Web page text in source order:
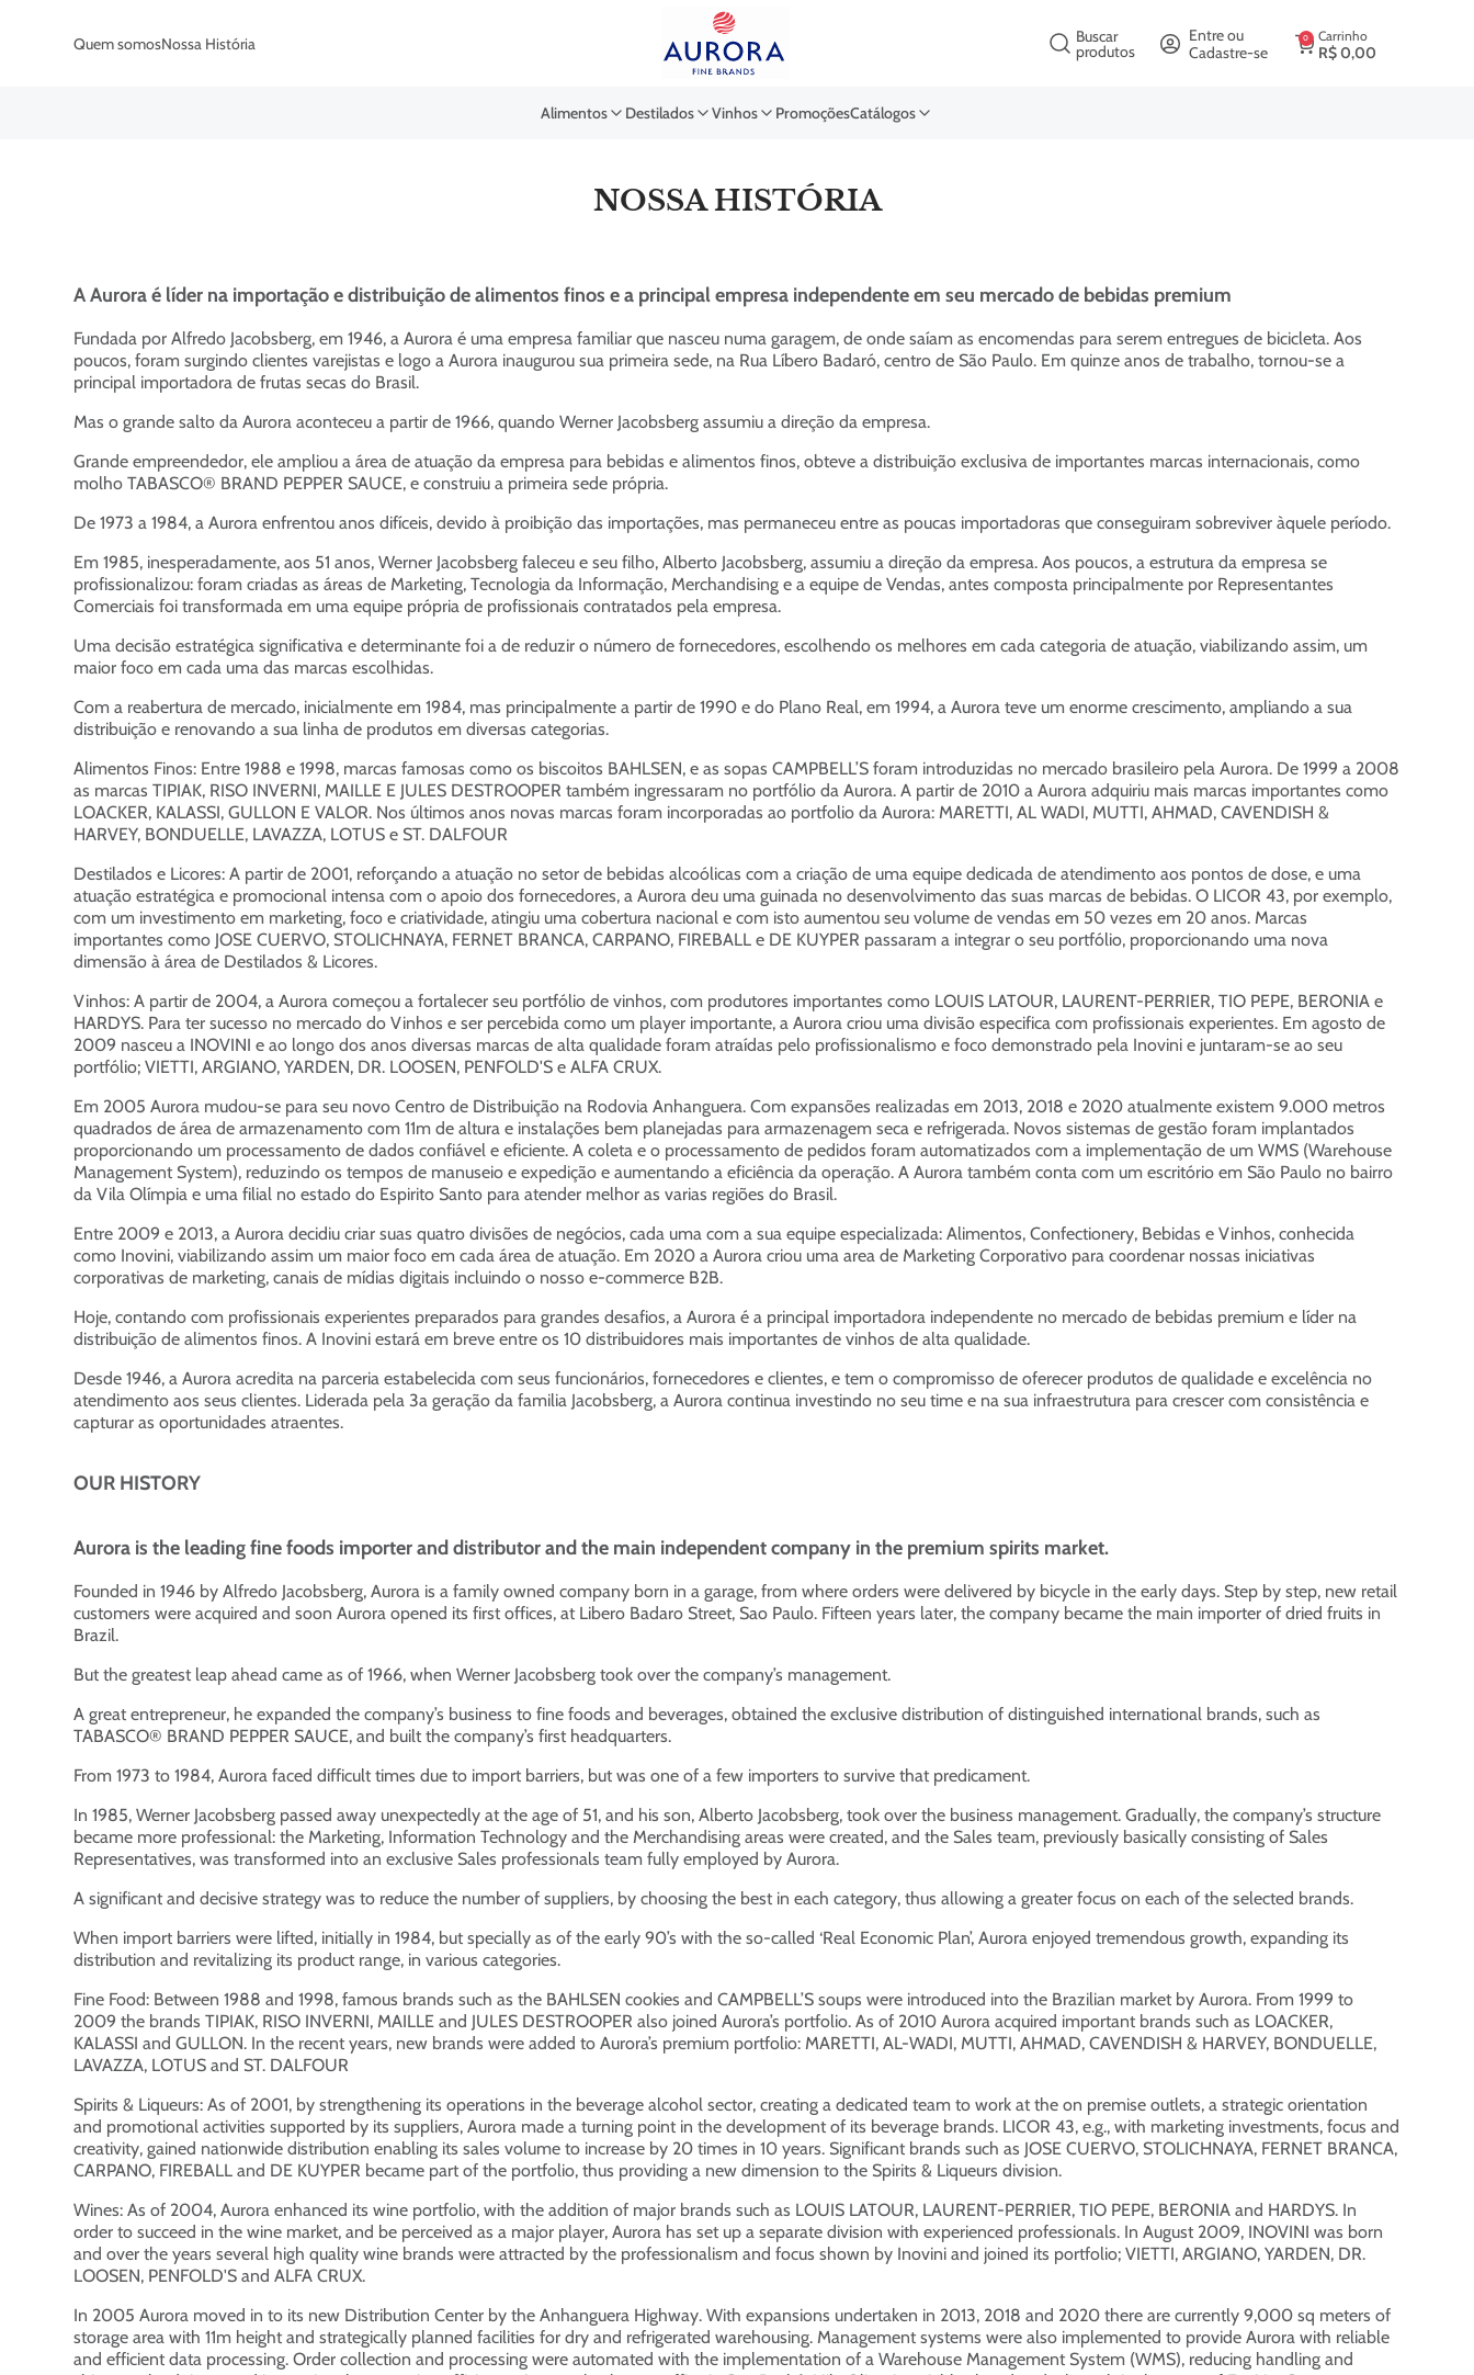
Quem somosNossa História Buscar
produtos
Entre ou
Cadastre-se
Carrinho
R$0,00
0
Alimentos Destilados Vinhos PromoçõesCatálogos
NOSSA HISTÓRIA
A Aurora é líder na importação e distribuição de alimentos finos e a principal empresa independente em seu mercado de bebidas premium
Fundada por Alfredo Jacobsberg, em 1946, a Aurora é uma empresa familiar que nasceu numa garagem, de onde saíam as encomendas para serem entregues de bicicleta. Aos
poucos, foram surgindo clientes varejistas e logo a Aurora inaugurou sua primeira sede, na Rua Líbero Badaró, centro de São Paulo. Em quinze anos de trabalho, tornou-se a
principal importadora de frutas secas do Brasil.
Mas o grande salto da Aurora aconteceu a partir de 1966, quando Werner Jacobsberg assumiu a direção da empresa.
Grande empreendedor, ele ampliou a área de atuação da empresa para bebidas e alimentos finos, obteve a distribuição exclusiva de importantes marcas internacionais, como
molho TABASCO® BRAND PEPPER SAUCE, e construiu a primeira sede própria.
De 1973 a 1984, a Aurora enfrentou anos difíceis, devido à proibição das importações, mas permaneceu entre as poucas importadoras que conseguiram sobreviver àquele período.
Em 1985, inesperadamente, aos 51 anos, Werner Jacobsberg faleceu e seu filho, Alberto Jacobsberg, assumiu a direção da empresa. Aos poucos, a estrutura da empresa se
profissionalizou: foram criadas as áreas de Marketing, Tecnologia da Informação, Merchandising e a equipe de Vendas, antes composta principalmente por Representantes
Comerciais foi transformada em uma equipe própria de profissionais contratados pela empresa.
Uma decisão estratégica significativa e determinante foi a de reduzir o número de fornecedores, escolhendo os melhores em cada categoria de atuação, viabilizando assim, um
maior foco em cada uma das marcas escolhidas.
Com a reabertura de mercado, inicialmente em 1984, mas principalmente a partir de 1990 e do Plano Real, em 1994, a Aurora teve um enorme crescimento, ampliando a sua
distribuição e renovando a sua linha de produtos em diversas categorias.
Alimentos Finos: Entre 1988 e 1998, marcas famosas como os biscoitos BAHLSEN, e as sopas CAMPBELL’S foram introduzidas no mercado brasileiro pela Aurora. De 1999 a 2008
as marcas TIPIAK, RISO INVERNI, MAILLE E JULES DESTROOPER também ingressaram no portfólio da Aurora. A partir de 2010 a Aurora adquiriu mais marcas importantes como
LOACKER, KALASSI, GULLON E VALOR. Nos últimos anos novas marcas foram incorporadas ao portfolio da Aurora: MARETTI, AL WADI, MUTTI, AHMAD, CAVENDISH &
HARVEY, BONDUELLE, LAVAZZA, LOTUS e ST. DALFOUR
Destilados e Licores: A partir de 2001, reforçando a atuação no setor de bebidas alcoólicas com a criação de uma equipe dedicada de atendimento aos pontos de dose, e uma
atuação estratégica e promocional intensa com o apoio dos fornecedores, a Aurora deu uma guinada no desenvolvimento das suas marcas de bebidas. O LICOR 43, por exemplo,
com um investimento em marketing, foco e criatividade, atingiu uma cobertura nacional e com isto aumentou seu volume de vendas em 50 vezes em 20 anos. Marcas
importantes como JOSE CUERVO, STOLICHNAYA, FERNET BRANCA, CARPANO, FIREBALL e DE KUYPER passaram a integrar o seu portfólio, proporcionando uma nova
dimensão à área de Destilados & Licores.
Vinhos: A partir de 2004, a Aurora começou a fortalecer seu portfólio de vinhos, com produtores importantes como LOUIS LATOUR, LAURENT-PERRIER, TIO PEPE, BERONIA e
HARDYS. Para ter sucesso no mercado do Vinhos e ser percebida como um player importante, a Aurora criou uma divisão especifica com profissionais experientes. Em agosto de
2009 nasceu a INOVINI e ao longo dos anos diversas marcas de alta qualidade foram atraídas pelo profissionalismo e foco demonstrado pela Inovini e juntaram-se ao seu
portfólio; VIETTI, ARGIANO, YARDEN, DR. LOOSEN, PENFOLD'S e ALFA CRUX.
Em 2005 Aurora mudou-se para seu novo Centro de Distribuição na Rodovia Anhanguera. Com expansões realizadas em 2013, 2018 e 2020 atualmente existem 9.000 metros
quadrados de área de armazenamento com 11m de altura e instalações bem planejadas para armazenagem seca e refrigerada. Novos sistemas de gestão foram implantados
proporcionando um processamento de dados confiável e eficiente. A coleta e o processamento de pedidos foram automatizados com a implementação de um WMS (Warehouse
Management System), reduzindo os tempos de manuseio e expedição e aumentando a eficiência da operação. A Aurora também conta com um escritório em São Paulo no bairro
da Vila Olímpia e uma filial no estado do Espirito Santo para atender melhor as varias regiões do Brasil.
Entre 2009 e 2013, a Aurora decidiu criar suas quatro divisões de negócios, cada uma com a sua equipe especializada: Alimentos, Confectionery, Bebidas e Vinhos, conhecida
como Inovini, viabilizando assim um maior foco em cada área de atuação. Em 2020 a Aurora criou uma area de Marketing Corporativo para coordenar nossas iniciativas
corporativas de marketing, canais de mídias digitais incluindo o nosso e-commerce B2B.
Hoje, contando com profissionais experientes preparados para grandes desafios, a Aurora é a principal importadora independente no mercado de bebidas premium e líder na
distribuição de alimentos finos. A Inovini estará em breve entre os 10 distribuidores mais importantes de vinhos de alta qualidade.
Desde 1946, a Aurora acredita na parceria estabelecida com seus funcionários, fornecedores e clientes, e tem o compromisso de oferecer produtos de qualidade e excelência no
atendimento aos seus clientes. Liderada pela 3a geração da familia Jacobsberg, a Aurora continua investindo no seu time e na sua infraestrutura para crescer com consistência e
capturar as oportunidades atraentes.
OUR HISTORY
Aurora is the leading fine foods importer and distributor and the main independent company in the premium spirits market.
Founded in 1946 by Alfredo Jacobsberg, Aurora is a family owned company born in a garage, from where orders were delivered by bicycle in the early days. Step by step, new retail
customers were acquired and soon Aurora opened its first offices, at Libero Badaro Street, Sao Paulo. Fifteen years later, the company became the main importer of dried fruits in
Brazil.
But the greatest leap ahead came as of 1966, when Werner Jacobsberg took over the company’s management.
A great entrepreneur, he expanded the company’s business to fine foods and beverages, obtained the exclusive distribution of distinguished international brands, such as
TABASCO® BRAND PEPPER SAUCE, and built the company’s first headquarters.
From 1973 to 1984, Aurora faced difficult times due to import barriers, but was one of a few importers to survive that predicament.
In 1985, Werner Jacobsberg passed away unexpectedly at the age of 51, and his son, Alberto Jacobsberg, took over the business management. Gradually, the company’s structure
became more professional: the Marketing, Information Technology and the Merchandising areas were created, and the Sales team, previously basically consisting of Sales
Representatives, was transformed into an exclusive Sales professionals team fully employed by Aurora.
A significant and decisive strategy was to reduce the number of suppliers, by choosing the best in each category, thus allowing a greater focus on each of the selected brands.
When import barriers were lifted, initially in 1984, but specially as of the early 90’s with the so-called ‘Real Economic Plan’, Aurora enjoyed tremendous growth, expanding its
distribution and revitalizing its product range, in various categories.
Fine Food: Between 1988 and 1998, famous brands such as the BAHLSEN cookies and CAMPBELL’S soups were introduced into the Brazilian market by Aurora. From 1999 to
2009 the brands TIPIAK, RISO INVERNI, MAILLE and JULES DESTROOPER also joined Aurora’s portfolio. As of 2010 Aurora acquired important brands such as LOACKER,
KALASSI and GULLON. In the recent years, new brands were added to Aurora’s premium portfolio: MARETTI, AL-WADI, MUTTI, AHMAD, CAVENDISH & HARVEY, BONDUELLE,
LAVAZZA, LOTUS and ST. DALFOUR
Spirits & Liqueurs: As of 2001, by strengthening its operations in the beverage alcohol sector, creating a dedicated team to work at the on premise outlets, a strategic orientation
and promotional activities supported by its suppliers, Aurora made a turning point in the development of its beverage brands. LICOR 43, e.g., with marketing investments, focus and
creativity, gained nationwide distribution enabling its sales volume to increase by 20 times in 10 years. Significant brands such as JOSE CUERVO, STOLICHNAYA, FERNET BRANCA,
CARPANO, FIREBALL and DE KUYPER became part of the portfolio, thus providing a new dimension to the Spirits & Liqueurs division.
Wines: As of 2004, Aurora enhanced its wine portfolio, with the addition of major brands such as LOUIS LATOUR, LAURENT-PERRIER, TIO PEPE, BERONIA and HARDYS. In
order to succeed in the wine market, and be perceived as a major player, Aurora has set up a separate division with experienced professionals. In August 2009, INOVINI was born
and over the years several high quality wine brands were attracted by the professionalism and focus shown by Inovini and joined its portfolio; VIETTI, ARGIANO, YARDEN, DR.
LOOSEN, PENFOLD'S and ALFA CRUX.
In 2005 Aurora moved in to its new Distribution Center by the Anhanguera Highway. With expansions undertaken in 2013, 2018 and 2020 there are currently 9,000 sq meters of
storage area with 11m height and strategically planned facilities for dry and refrigerated warehousing. Management systems were also implemented to provide Aurora with reliable
and efficient data processing. Order collection and processing were automated with the implementation of a Warehouse Management System (WMS), reducing handling and